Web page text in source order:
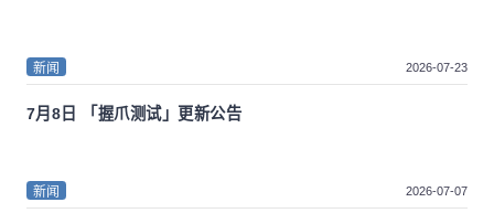
新闻 2026-07-23
7月8日 「握爪测试」更新公告
新闻 2026-07-07